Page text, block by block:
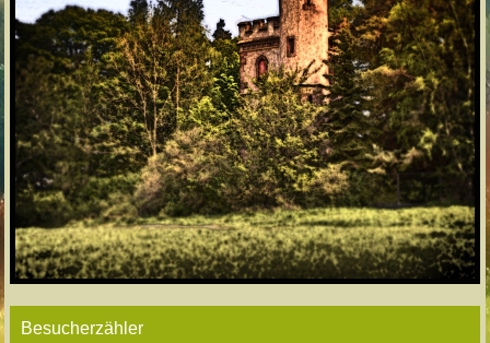
Besucherzähler